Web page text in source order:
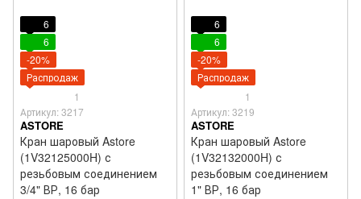
6
6
-20%
Распродаж
1
Артикул: 3217
ASTORE
Кран шаровый Astore
(1V32125000H) с
резьбовым соединением
3/4" ВР, 16 бар
6
6
-20%
Распродаж
1
Артикул: 3219
ASTORE
Кран шаровый Astore
(1V32132000H) с
резьбовым соединением
1" ВР, 16 бар